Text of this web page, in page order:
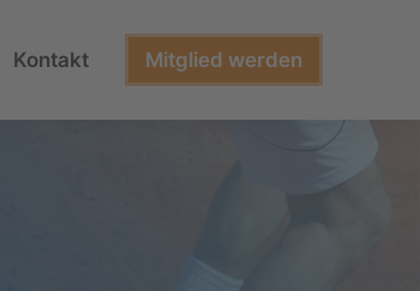
Kontakt Mitglied werden